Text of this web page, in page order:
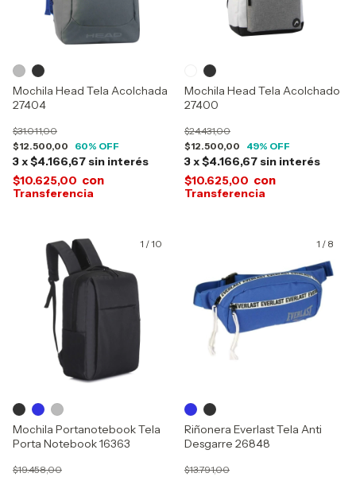
Mochila Head Tela Acolchada
27404
$12.500,00
$31.011,00
60% OFF
3x$4.166,67 sin interés
$10.625,00 con
Mochila Head Tela Acolchado
27400
$12.500,00
$24.431,00
49% OFF
3x$4.166,67 sin interés
$10.625,00 con
1 /10
Mochila Portanotebook Tela
Porta Notebook 16363
$19.458,00
1 / 8
Riñonera Everlast Tela Anti
Desgarre 26848
$13.791,00